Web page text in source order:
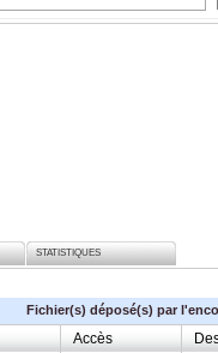
STATISTIQUES
Fichier(s) déposé(s) par
Accès